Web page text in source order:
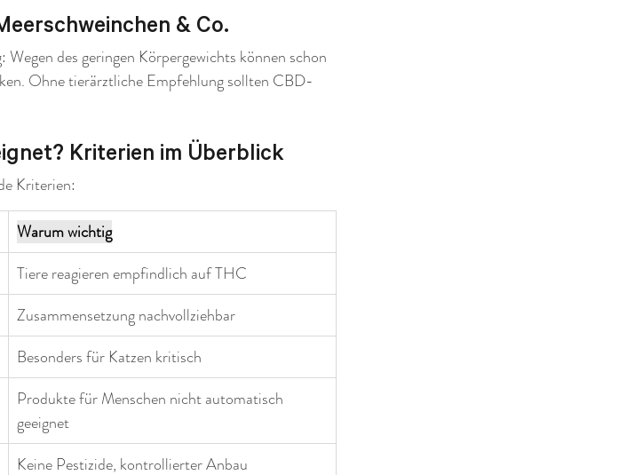
& Co.
des geringen Körpergewichts können schon
Ohne tierärztliche Empfehlung sollten CBD-
Kriterien im Überblick
Kriterien:
Warum wichtig
Tiere reagieren empfindlich auf THC
Zusammensetzung nachvollziehbar
Besonders für Katzen kritisch
Produkte für Menschen nicht automatisch
geeignet
Keine Pestizide, kontrollierter Anbau